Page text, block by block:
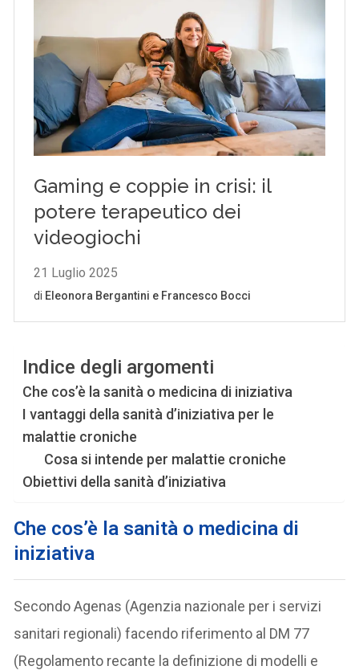
Indice degli argomenti
Che cos’è la sanità o medicina di iniziativa
I vantaggi della sanità d’iniziativa per le
malattie croniche
Cosa si intende per malattie croniche
Obiettivi della sanità d’iniziativa
Che cos’è la sanità o medicina di
iniziativa
Secondo Agenas (Agenzia nazionale per i servizi
sanitari regionali) facendo riferimento al DM 77
(Regolamento recante la definizione di modelli e